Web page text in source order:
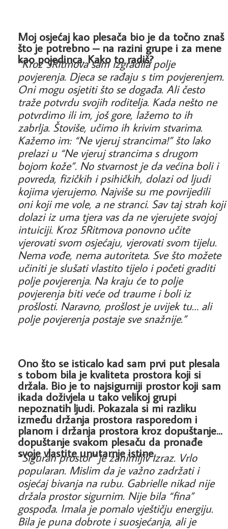
Moj osjećaj kao plesača bio je da točno znaš
što je potrebno – na razini grupe i za mene
kao pojedinca. Kako to radiš?
“Kroz 5Ritmova sam izgradila polje
povjerenja. Djeca se rađaju s tim povjerenjem.
Oni mogu osjetiti što se događa. Ali često
traže potvrdu svojih roditelja. Kada nešto ne
potvrdimo ili im, još gore, lažemo to ih
zabrlja. Štoviše, učimo ih krivim stvarima.
Kažemo im: “Ne vjeruj strancima!” što lako
prelazi u “Ne vjeruj strancima s drugom
bojom kože”. No stvarnost je da većina boli i
povreda, fizičkih i psihičkih, dolazi od ljudi
kojima vjerujemo. Najviše su me povrijedili
oni koji me vole, a ne stranci. Sav taj strah koji
dolazi iz uma tjera vas da ne vjerujete svojoj
intuiciji. Kroz 5Ritmova ponovno učite
vjerovati svom osjećaju, vjerovati svom tijelu.
Nema vođe, nema autoriteta. Sve što možete
učiniti je slušati vlastito tijelo i početi graditi
polje povjerenja. Na kraju će to polje
povjerenja biti veće od traume i boli iz
prošlosti. Naravno, prošlost je uvijek tu… ali
polje povjerenja postaje sve snažnije.”
Ono što se isticalo kad sam prvi put plesala
s tobom bila je kvaliteta prostora koji si
držala. Bio je to najsigurniji prostor koji sam
ikada doživjela u tako velikoj grupi
nepoznatih ljudi. Pokazala si mi razliku
između držanja prostora rasporedom i
planom i držanja prostora kroz dopuštanje...
dopuštanje svakom plesaču da pronađe
svoje vlastite unutarnje istine.
“Siguran prostor” je zanimljiv izraz. Vrlo
popularan. Mislim da je važno zadržati i
osjećaj bivanja na rubu. Gabrielle nikad nije
držala prostor sigurnim. Nije bila “fina”
gospođa. Imala je pomalo vještičju energiju.
Bila je puna dobrote i suosjećanja, ali je